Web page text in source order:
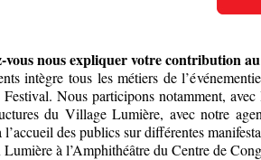
vous nous expliquer votre contribution
intègre tous les métiers de
Nous participons notamment,
du Village Lumière, avec notre
l’accueil des publics sur différentes
à l’Amphithéâtre du Centre de